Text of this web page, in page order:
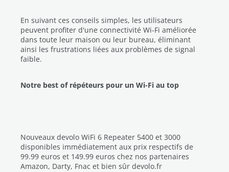
En suivant ces conseils simples, les utilisateurs
peuvent profiter d'une connectivité Wi-Fi améliorée
dans toute leur maison ou leur bureau, éliminant
ainsi les frustrations liées aux problèmes de signal
faible.
Notre best of répéteurs pour un Wi-Fi au top
Nouveaux devolo WiFi 6 Repeater 5400 et 3000
disponibles immédiatement aux prix respectifs de
99.99 euros et 149.99 euros chez nos partenaires
Amazon, Darty, Fnac et bien sûr devolo.fr